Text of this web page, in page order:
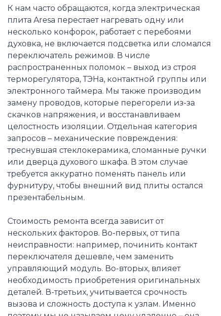
К нам часто обращаются, когда электрическая
плита Aresa перестает нагревать одну или
несколько конфорок, работает с перебоями
духовка, не включается подсветка или сломался
переключатель режимов. В числе
распространенных поломок – выход из строя
терморегулятора, ТЭНа, контактной группы или
электронного таймера. Мы также производим
замену проводов, которые перегорели из-за
скачков напряжения, и восстанавливаем
целостность изоляции. Отдельная категория
запросов – механические повреждения:
треснувшая стеклокерамика, сломанные ручки
или дверца духового шкафа. В этом случае
требуется аккуратно поменять панель или
фурнитуру, чтобы внешний вид плиты остался
презентабельным.
Стоимость ремонта всегда зависит от
нескольких факторов. Во-первых, от типа
неисправности: например, починить контакт
переключателя дешевле, чем заменить
управляющий модуль. Во-вторых, влияет
необходимость приобретения оригинальных
деталей. В-третьих, учитывается срочность
вызова и сложность доступа к узлам. Именно